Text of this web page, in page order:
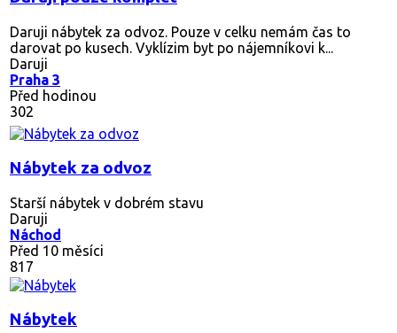
Daruji nábytek za odvoz. Pouze v celku nemám čas to
darovat po kusech. Vyklízim byt po nájemníkovi k...
Daruji
Praha 3
Před hodinou
302
Nábytek za odvoz
Starší nábytek v dobrém stavu
Daruji
Náchod
Před 10 měsíci
817
Nábytek